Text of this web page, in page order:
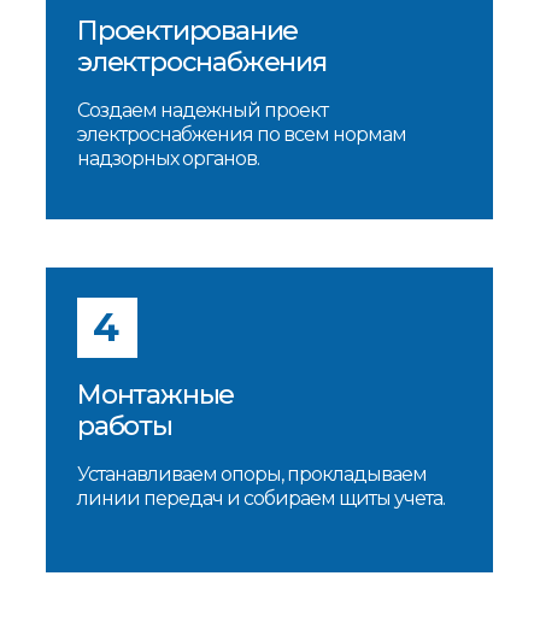
Проектирование
электроснабжения
Создаем надежный проект
электроснабжения по всем нормам
надзорных органов.
Монтажные
работы
Устанавливаем опоры, прокладываем
линии передач и собираем щиты учета.
4